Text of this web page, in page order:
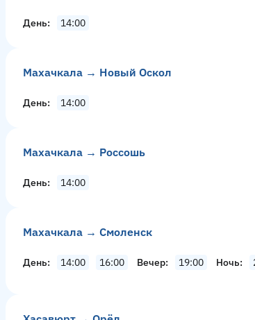
День 14:00
Махачкала → Новый Оскол
День 14:00
Махачкала → Россошь
День 14:00
Махачкала → Смоленск
День 14:00 16:00 Вечер 19:00 Ночь